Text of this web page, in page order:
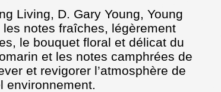
Living, D. Gary Young, Young
notes fraîches, légèrement
le bouquet floral et délicat du
et les notes camphrées de
et revigorer l’atmosphère de
environnement.